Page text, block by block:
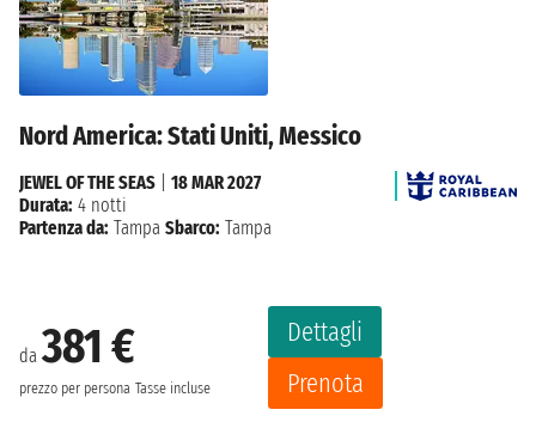
Nord America: Stati Uniti, Messico
da381 €
prezzo per persona Tasse incluse
Dettagli
Prenota
JEWEL OF THE SEAS
18 MAR 2027
Durata: 4 notti
Partenza da: Tampa Sbarco: Tampa